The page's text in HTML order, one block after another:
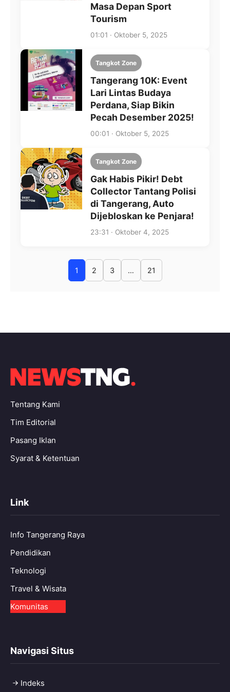
Masa Depan Sport
Tourism
01:01 · Oktober 5, 2025
Tangkot Zone
Tangerang 10K: Event
Lari Lintas Budaya
Perdana, Siap Bikin
Pecah Desember 2025!
00:01 · Oktober 5, 2025
Tangkot Zone
Gak Habis Pikir! Debt
Collector Tantang Polisi
di Tangerang, Auto
Dijebloskan ke Penjara!
23:31 · Oktober 4, 2025
1 2 3 … 21
Tentang Kami
Tim Editorial
Pasang Iklan
Syarat & Ketentuan
Link
Info Tangerang Raya
Pendidikan
Teknologi
Travel & Wisata
Komunitas
Navigasi Situs
Indeks